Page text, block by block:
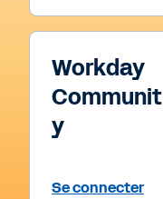
Workday
Communit
y
Se connecter